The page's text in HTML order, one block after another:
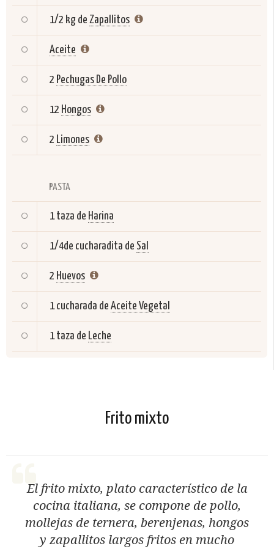
1/2 kg de Zapallitos
Aceite
2 Pechugas De Pollo
12 Hongos
2 Limones
PASTA
1 taza de Harina
1/4de cucharadita de Sal
2 Huevos
1 cucharada de Aceite Vegetal
1 taza de Leche
Frito mixto
El frito mixto, plato característico de la
cocina italiana, se compone de pollo,
mollejas de ternera, berenjenas, hongos
y zapallitos largos fritos en mucho